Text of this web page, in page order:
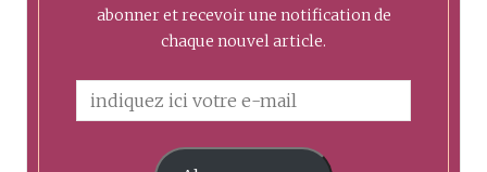
abonner et recevoir une notification de
chaque nouvel article.